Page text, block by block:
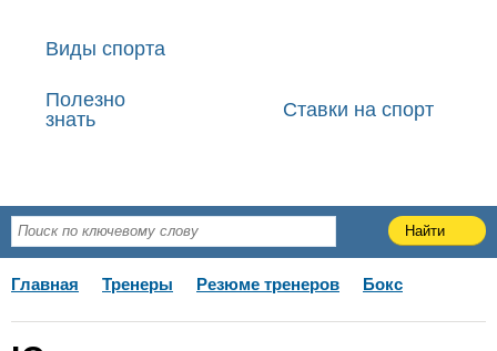
Виды спорта
Полезно
знать
Ставки на спорт
Главная Тренеры Резюме тренеров Бокс